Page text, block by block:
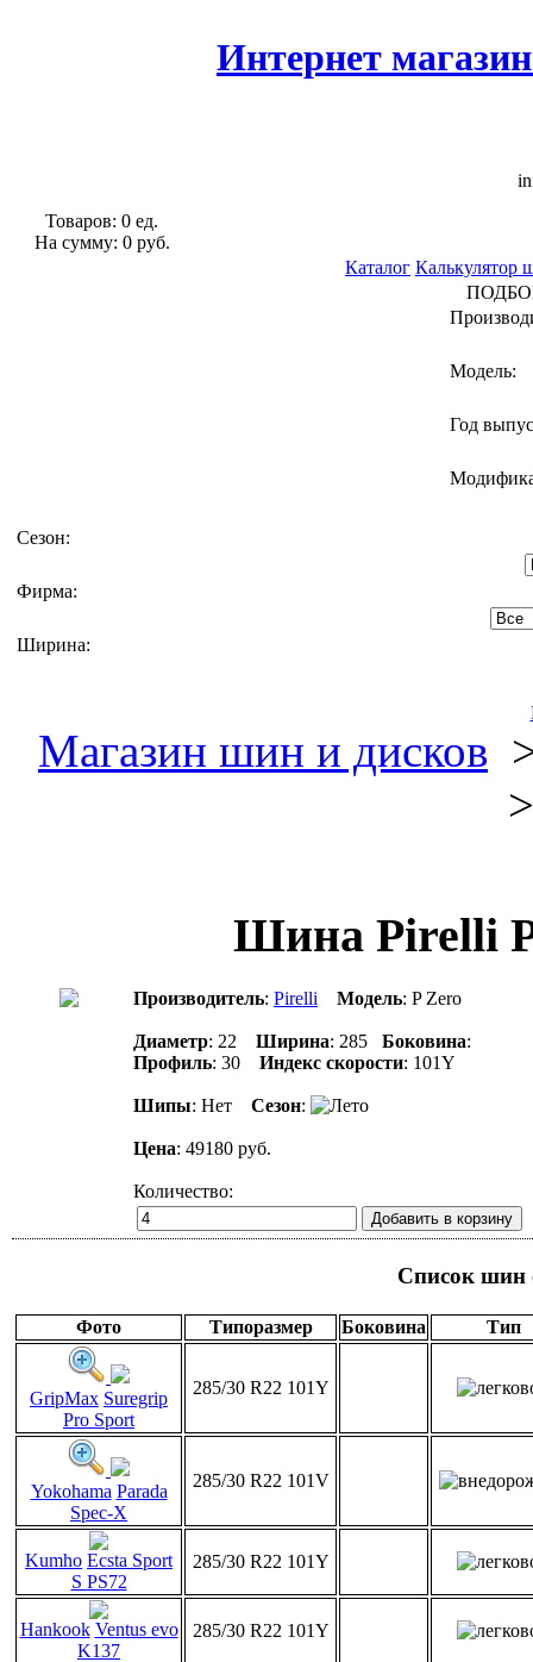
Интернет
Товаров: 0 ед.
На сумму: 0 руб.
Каталог Калькулятор
Модель:
Год
Сезон:
Фирма:
Ширина:
Магазин шин и дисков
Шина Pirelli P
Производитель: Pirelli Модель: P Zero
Диаметр: 22 Ширина: 285 Боковина:
Профиль: 30 Индекс скорости: 101Y
Шипы: Нет Сезон:
Цена: 49180 руб.
Количество:
Список шин
Фото Типоразмер Боковина Тип
GripMax Suregrip
Pro Sport
285/30 R22 101Y
Yokohama Parada
Spec-X
285/30 R22 101V
Kumho Ecsta Sport
S PS72
285/30 R22 101Y
Hankook Ventus evo
K137
285/30 R22 101Y